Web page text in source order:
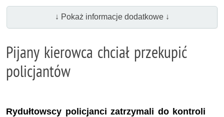
↓ Pokaż informacje dodatkowe ↓
Pijany kierowca chciał przekupić
policjantów
Rydułtowscy policjanci zatrzymali do kontroli